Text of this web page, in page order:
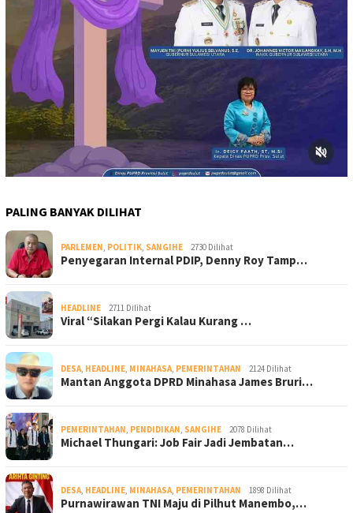
PALING BANYAK DILIHAT
PARLEMEN, POLITIK, SANGIHE 2730 Dilihat
Penyegaran Internal PDIP, Denny Roy Tamp…
HEADLINE 2711 Dilihat
Viral “Silakan Pergi Kalau Kurang …
DESA, HEADLINE, MINAHASA, PEMERINTAHAN 2124 Dilihat
Mantan Anggota DPRD Minahasa James Bruri…
PEMERINTAHAN, PENDIDIKAN, SANGIHE 2078 Dilihat
Michael Thungari: Job Fair Jadi Jembatan…
DESA, HEADLINE, MINAHASA, PEMERINTAHAN 1898 Dilihat
Purnawirawan TNI Maju di Pilhut Manembo,…